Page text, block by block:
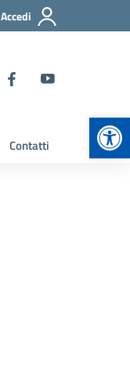
Accedi
Contatti